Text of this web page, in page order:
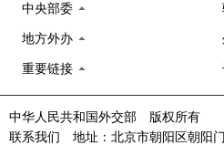
中央部委
地方外办
重要链接
中华人民共和国外交部 版权所有
联系我们 地址：北京市朝阳区朝